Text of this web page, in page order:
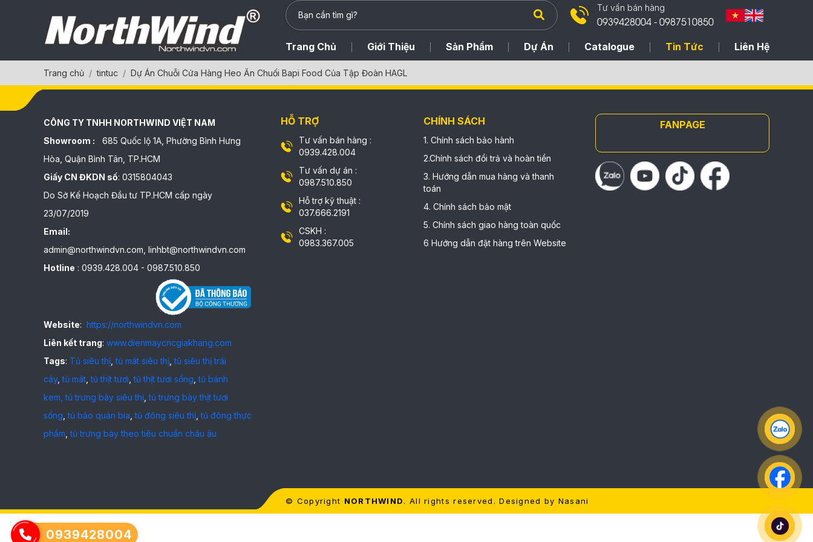
Tư vấn bán hàng
0939428004 - 0987510850
Trang Chủ Giới Thiệu Sản Phẩm Dự Án Catalogue Tin Tức Liên Hệ
Trang chủ tintuc Dự Án Chuỗi Cửa Hàng Heo Ăn Chuối Bapi Food Của Tập Đoàn HAGL
CÔNG TY TNHH NORTHWIND VIỆT NAM
Showroom : 685 Quốc lộ 1A, Phường Bình Hưng
Hòa, Quận Bình Tân, TP.HCM
Giấy CN ĐKDN số: 0315804043
Do Sở Kế Hoạch Đầu tư TP.HCM cấp ngày
23/07/2019
Email:
admin@northwindvn.com, linhbt@northwindvn.com
Hotline : 0939.428.004 - 0987.510.850
Website: https://northwindvn.com
Liên kết trang: www.dienmaycncgiakhang.com
Tags: Tủ siêu thị ,tủ mát siêu thị ,tủ siêu thị trái
cây,tủ mát ,tủ thịt tươi ,tủ thịt tươi sống tủ bánh
kem, tủ trưng bày siêu thị ,tủ trưng bày thịt tươi
sống ,tủ bảo quản bia ,tủ đông siêu thị ,tủ đông thực
phẩm ,tủ trưng bày theo tiêu chuẩn châu âu
HỖ TRỢ
Tư vấn bán hàng :
0939.428.004
Tư vấn dự án :
0987.510.850
Hỗ trợ kỹ thuật :
037.666.2191
CSKH :
0983.367.005
CHÍNH SÁCH
1. Chính sách bảo hành
2.Chính sách đổi trả và hoàn tiền
3. Hướng dẫn mua hàng và thanh
toán
4. Chính sách bảo mật
5. Chính sách giao hàng toàn quốc
6 Hướng dẫn đặt hàng trên Website
FANPAGE
© Copyright NORTHWIND. All rights reserved. Designed by Nasani
0939428004